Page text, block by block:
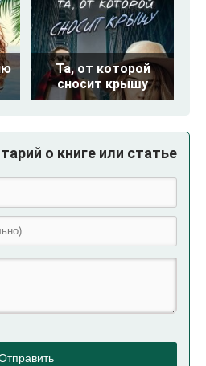
Та, от которой
сносит крышу
о книге или статье